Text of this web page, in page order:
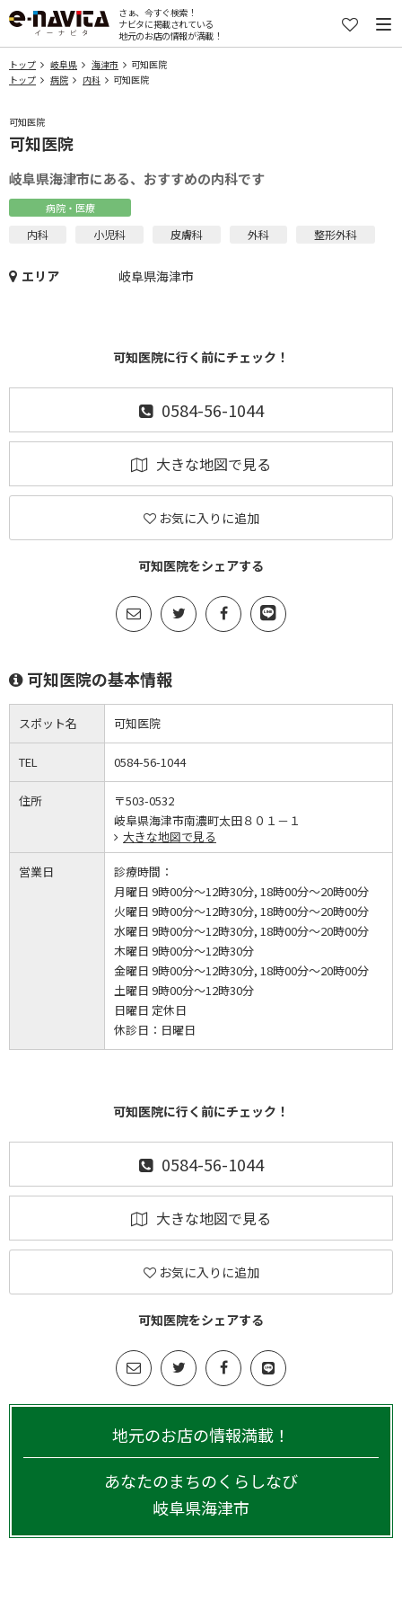
さぁ、今すぐ検索！
ナビタに掲載されている
地元のお店の情報が満載！
トップ 岐阜県 海津市
可知医院
トップ
病院 内科 可知医院
可知医院
可知医院
岐阜県海津市にある、おすすめの内科です
病院・医療
内科 小児科 皮膚科 外科 整形外科
エリア 岐阜県海津市
可知医院に行く前にチェック！
0584-56-1044
大きな地図で見る
お気に入りに追加
可知医院をシェアする
可知医院の基本情報
スポット名 可知医院
TEL 0584-56-1044
住所
〒503-0532
岐阜県海津市南濃町太田８０１－１
大きな地図で見る
営業日
診療時間：
月曜日 9時00分～12時30分, 18時00分～20時00分
火曜日 9時00分～12時30分, 18時00分～20時00分
水曜日 9時00分～12時30分, 18時00分～20時00分
木曜日 9時00分～12時30分
金曜日 9時00分～12時30分, 18時00分～20時00分
土曜日 9時00分～12時30分
日曜日 定休日
休診日： 日曜日
可知医院に行く前にチェック！
0584-56-1044
大きな地図で見る
お気に入りに追加
可知医院をシェアする
地元のお店の情報満載！
あなたのまちのくらしなび
岐阜県海津市